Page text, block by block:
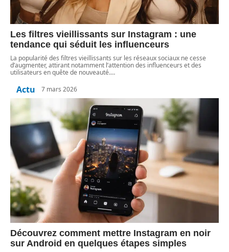
Les filtres vieillissants sur Instagram : une
tendance qui séduit les influenceurs
La popularité des filtres vieillissants sur les réseaux sociaux ne cesse
d’augmenter, attirant notamment l’attention des influenceurs et des
utilisateurs en quête de nouveauté.…
Actu 7 mars 2026
Découvrez comment mettre Instagram en noir
sur Android en quelques étapes simples